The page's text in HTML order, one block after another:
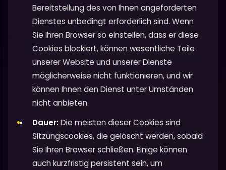
Bereitstellung des von Ihnen angeforderten
Dienstes unbedingt erforderlich sind. Wenn
Sie Ihren Browser so einstellen, dass er diese
Cookies blockiert, können wesentliche Teile
unserer Website und unserer Dienste
möglicherweise nicht funktionieren, und wir
können Ihnen den Dienst unter Umständen
nicht anbieten.
Dauer:Die meisten dieser Cookies sind
Sitzungscookies, die gelöscht werden, sobald
Sie Ihren Browser schließen. Einige können
auch kurzfristig persistent sein, um